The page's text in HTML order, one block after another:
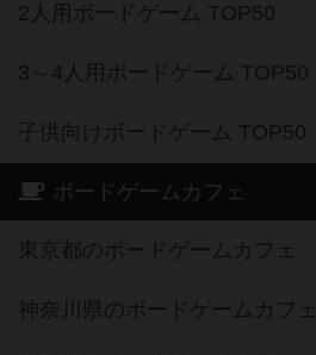
2人用ボードゲーム TOP50
3～4人用ボードゲーム TOP50
子供向けボードゲーム TOP50
ボードゲームカフェ
東京都のボードゲームカフェ
神奈川県のボードゲームカフェ